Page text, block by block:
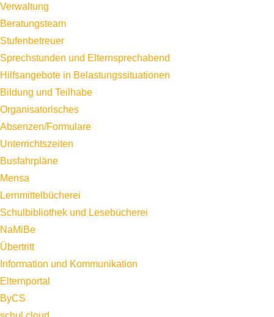
Verwaltung
Beratungsteam
Stufenbetreuer
Sprechstunden und Elternsprechabend
Hilfsangebote in Belastungssituationen
Bildung und Teilhabe
Organisatorisches
Absenzen/Formulare
Unterrichtszeiten
Busfahrpläne
Mensa
Lernmittelbücherei
Schulbibliothek und Lesebücherei
NaMiBe
Übertritt
Information und Kommunikation
Elternportal
ByCS